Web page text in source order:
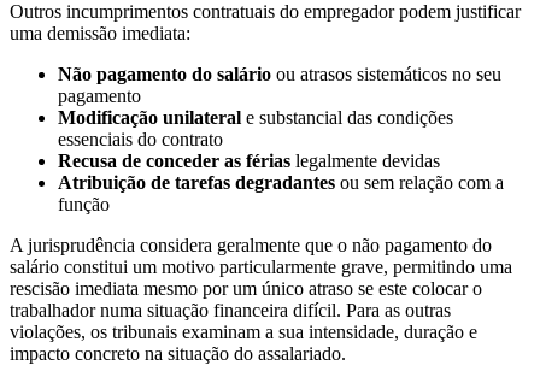
Outros incumprimentos contratuais do empregador podem justificar
uma demissão imediata:
Não pagamento do salário ou atrasos sistemáticos no seu
pagamento
Modificação unilateral e substancial das condições
essenciais do contrato
Recusa de conceder as férias legalmente devidas
Atribuição de tarefas degradantes ou sem relação com a
função
A jurisprudência considera geralmente que o não pagamento do
salário constitui um motivo particularmente grave, permitindo uma
rescisão imediata mesmo por um único atraso se este colocar o
trabalhador numa situação financeira difícil. Para as outras
violações, os tribunais examinam a sua intensidade, duração e
impacto concreto na situação do assalariado.